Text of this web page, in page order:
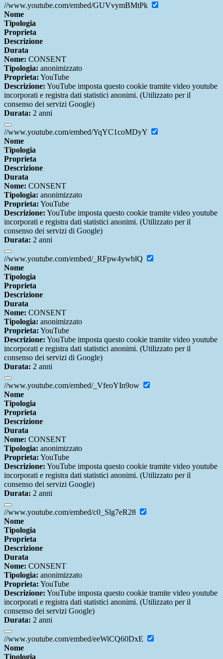
//www.youtube.com/embed/GUVvymBMtPk
Nome
Tipologia
Proprieta
Descrizione
Durata
Nome: CONSENT
Tipologia: anonimizzato
Proprieta: YouTube
Descrizione: YouTube imposta questo cookie tramite video youtube
incorporati e registra dati statistici anonimi. (Utilizzato per il
consenso dei servizi Google)
Durata: 2 anni
//www.youtube.com/embed/YqYC1coMDyY
Nome
Tipologia
Proprieta
Descrizione
Durata
Nome: CONSENT
Tipologia: anonimizzato
Proprieta: YouTube
Descrizione: YouTube imposta questo cookie tramite video youtube
incorporati e registra dati statistici anonimi. (Utilizzato per il
consenso dei servizi di Google)
Durata: 2 anni
//www.youtube.com/embed/_RFpw4ywblQ
Nome
Tipologia
Proprieta
Descrizione
Durata
Nome: CONSENT
Tipologia: anonimizzato
Proprieta: YouTube
Descrizione: YouTube imposta questo cookie tramite video youtube
incorporati e registra dati statistici anonimi. (Utilizzato per il
consenso dei servizi di Google)
Durata: 2 anni
//www.youtube.com/embed/_VfeoYIn9ow
Nome
Tipologia
Proprieta
Descrizione
Durata
Nome: CONSENT
Tipologia: anonimizzato
Proprieta: YouTube
Descrizione: YouTube imposta questo cookie tramite video youtube
incorporati e registra dati statistici anonimi. (Utilizzato per il
consenso dei servizi Google)
Durata: 2 anni
//www.youtube.com/embed/c0_Slg7eR28
Nome
Tipologia
Proprieta
Descrizione
Durata
Nome: CONSENT
Tipologia: anonimizzato
Proprieta: YouTube
Descrizione: YouTube imposta questo cookie tramite video youtube
incorporati e registra dati statistici anonimi. (Utilizzato per il
consenso dei servizi Google)
Durata: 2 anni
//www.youtube.com/embed/eeWiCQ60DxE
Nome
Tipologia